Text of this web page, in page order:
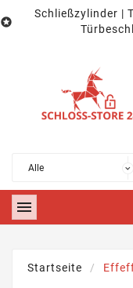

Schließzylinder |

Startseite